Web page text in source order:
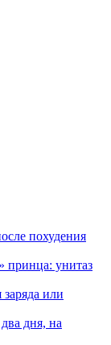
похудения
принца: унитаз
или
дня, на